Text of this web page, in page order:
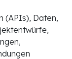
(APIs), Daten,